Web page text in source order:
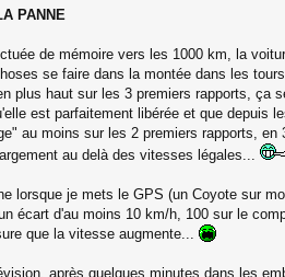
PANNE
de mémoire vers les 1000 km, la
se faire dans la montée dans les
plus haut sur les 3 premiers rapports, ça
est parfaitement libérée et que depuis
au moins sur les 2 premiers rapports, en
au delà des vitesses légales...
lorsque je mets le GPS (un Coyote sur
écart d'au moins 10 km/h, 100 sur le
que la vitesse augmente...
après quelques minutes dans les